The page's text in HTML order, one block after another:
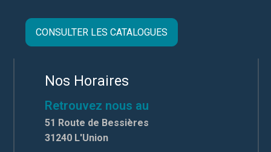
CONSULTER LES CATALOGUES
Nos Horaires
Retrouvez nous au
51 Route de Bessières
31240 L'Union